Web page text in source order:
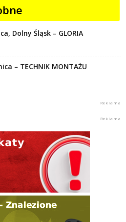
Dolny Śląsk – GLORIA
– TECHNIK MONTAŻU